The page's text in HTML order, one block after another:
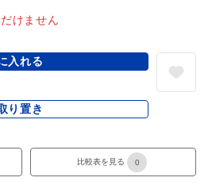
けません
入れる
り置き
比較表を見る 0